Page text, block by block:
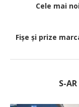
Cele mai
Fișe și prize
S-